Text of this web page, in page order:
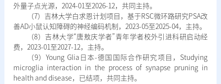
外量子点光源，2024-01至2026-12，共同主持。
（7）吉林大学白求恩计划项目，基于RSC微环路研究PSA改
善AD小鼠认知障碍的神经编码机制，2023-05至2025-04，主持。
（8）吉林大学“唐敖庆学者”青年学者校外引进科研启动经
费，2023-01至2027-12，主持。
（9）Young Glia日本-德国国际合作研究项目，Studying
microglia interaction in the process of synapse pruning in
health and disease，已结项，共同主持。